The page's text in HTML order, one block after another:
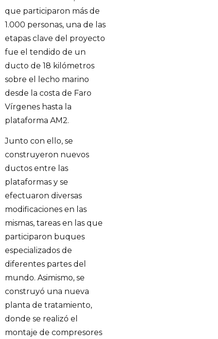
que participaron más de
1.000 personas, una de las
etapas clave del proyecto
fue el tendido de un
ducto de 18 kilómetros
sobre el lecho marino
desde la costa de Faro
Vírgenes hasta la
plataforma AM2.
Junto con ello, se
construyeron nuevos
ductos entre las
plataformas y se
efectuaron diversas
modificaciones en las
mismas, tareas en las que
participaron buques
especializados de
diferentes partes del
mundo. Asimismo, se
construyó una nueva
planta de tratamiento,
donde se realizó el
montaje de compresores